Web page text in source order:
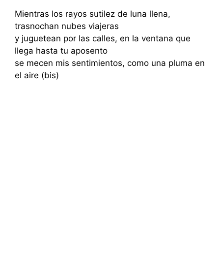
Mientras los rayos sutilez de luna llena,
trasnochan nubes viajeras
y juguetean por las calles, en la ventana que
llega hasta tu aposento
se mecen mis sentimientos, como una pluma en
el aire (bis)